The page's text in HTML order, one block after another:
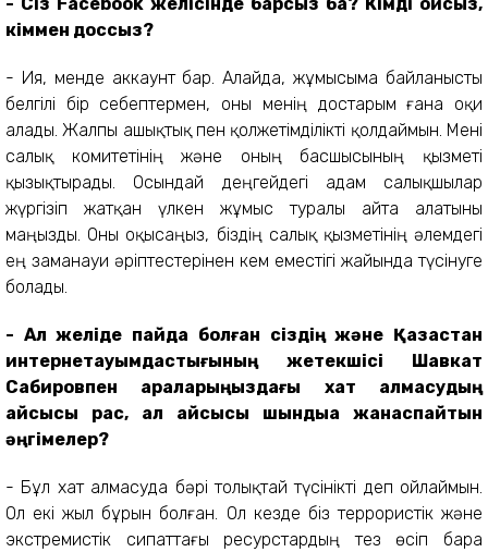
кіммен доссыз?
- Ия, менде аккаунт бар. Алайда, жұмысыма байланысты
белгілі бір себептермен, оны менің достарым ғана оқи
алады. Жалпы ашықтық пен қолжетімділікті қолдаймын. Мені
салық комитетінің және оның басшысының қызметі
қызықтырады. Осындай деңгейдегі адам салықшылар
жүргізіп жатқан үлкен жұмыс туралы айта алатыны
маңызды. Оны оқысаңыз, біздің салық қызметінің әлемдегі
ең заманауи әріптестерінен кем еместігі жайында түсінуге
болады.
- Алжеліде пайда болған сіздіңжәне Қазақстан
интернетқауымдастығының жетекшісі Шавкат
Сабировпен араларыңыздағы хат алмасудың
қайсысы рас, ал қайсысы шындыққа жанаспайтын
әңгімелер?
- Бұл хат алмасуда бәрі толықтай түсінікті деп ойлаймын.
Ол екі жыл бұрын болған. Ол кезде біз террористік және
экстремистік сипаттағы ресурстардың тез өсіп бара